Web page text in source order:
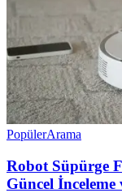
PopülerArama
Robot Süpürge
Güncel İnceleme